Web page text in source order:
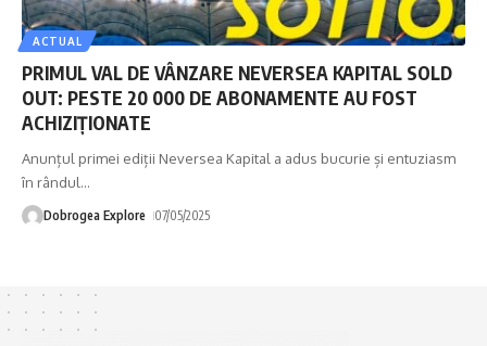
ACTUAL
PRIMUL VAL DE VÂNZARE NEVERSEA KAPITAL SOLD
OUT: PESTE 20 000 DE ABONAMENTE AU FOST
ACHIZIȚIONATE
Anunțul primei ediții Neversea Kapital a adus bucurie și entuziasm
în rândul…
Dobrogea Explore 07/05/2025